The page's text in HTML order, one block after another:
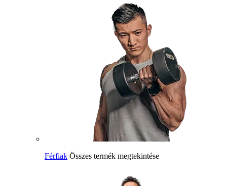
Férfiak Összes termék megtekintése